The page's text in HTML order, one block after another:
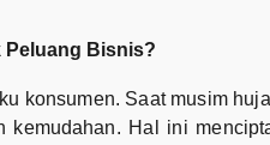
Peluang Bisnis?
konsumen. Saat musim
kemudahan. Hal ini